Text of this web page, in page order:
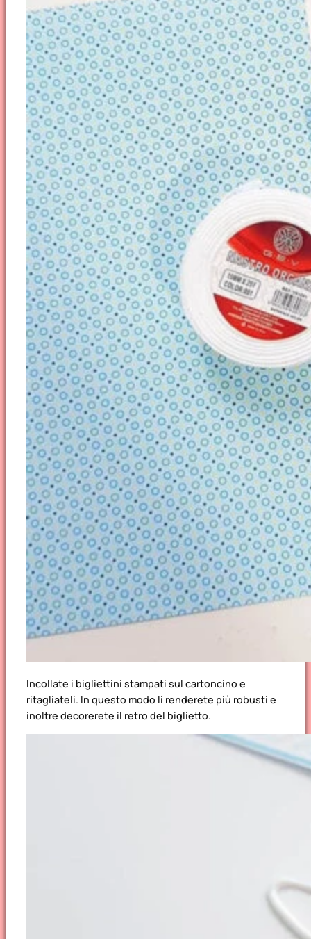
Incollate i bigliettini stampati sul cartoncino e
ritagliateli. In questo modo li renderete più robusti e
inoltre decorerete il retro del biglietto.